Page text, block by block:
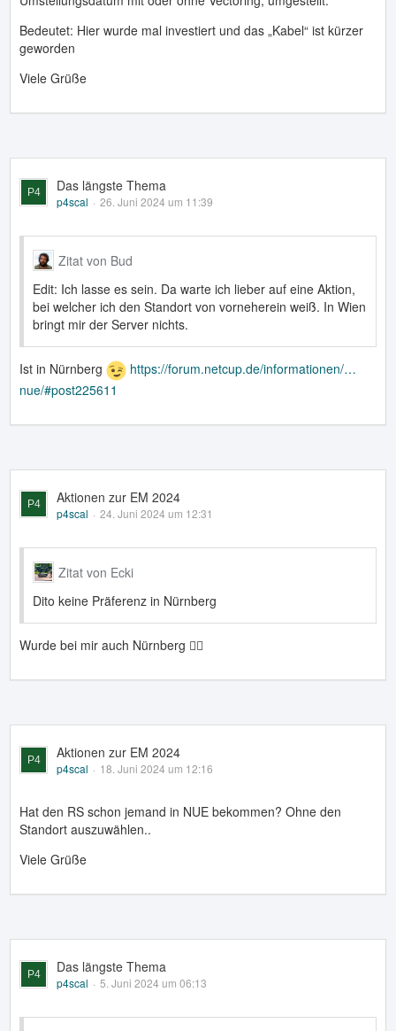
Bedeutet: Hier wurde mal investiert und das „Kabel“ ist kürzer
geworden
Viele Grüße
Das längste Thema
p4scal 26. Juni 2024 um 11:39
Zitat von Bud
Edit: Ich lasse es sein. Da warte ich lieber auf eine Aktion,
bei welcher ich den Standort von vorneherein weiß. In Wien
bringt mir der Server nichts.
Ist in Nürnberg
https://forum.netcup.de/informationen/…
nue/#post225611
Aktionen zur EM 2024
p4scal 24. Juni 2024 um 12:31
Zitat von Ecki
Dito keine Präferenz in Nürnberg
Wurde bei mir auch Nürnberg 👍🏻
Aktionen zur EM 2024
p4scal 18. Juni 2024 um 12:16
Hat den RS schon jemand in NUE bekommen? Ohne den
Standort auszuwählen..
Viele Grüße
Das längste Thema
p4scal 5. Juni 2024 um 06:13